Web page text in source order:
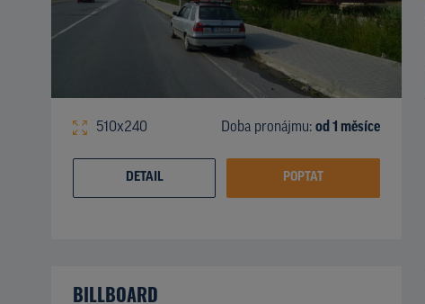
510x240 Doba pronájmu: od 1 měsíce
DETAIL POPTAT
BILLBOARD